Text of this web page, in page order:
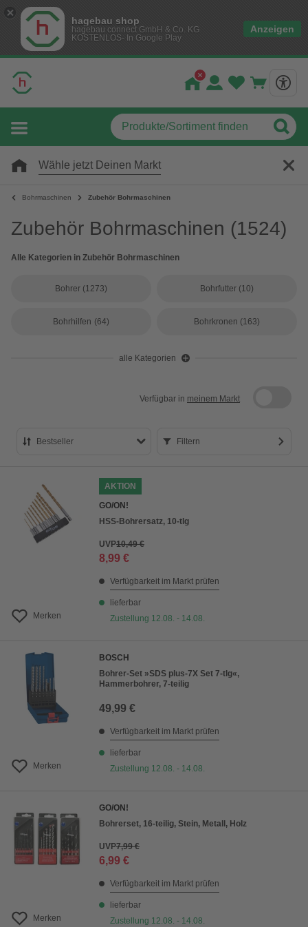
hagebau shop
hagebau connect GmbH & Co. KG
KOSTENLOS- In Google Play
Anzeigen
Wähle jetzt Deinen Markt
Bohrmaschinen Zubehör Bohrmaschinen
Zubehör Bohrmaschinen (1524)
Alle Kategorien in Zubehör Bohrmaschinen
Bohrer (1273) Bohrfutter (10)
Bohrhilfen (64) Bohrkronen (163)
alle Kategorien
Verfügbar in meinem Markt
Bestseller
Preis aufsteigend
Preis absteigend
Bewertung
Filtern
Merken
AKTION
GO/ON!
HSS-Bohrersatz, 10-tlg
UVP10,49 €
8,99 €
Verfügbarkeit im Markt prüfen
lieferbar
Zustellung 12.08. - 14.08.
Merken
BOSCH
Bohrer-Set »SDS plus-7X Set 7-tlg«,
Hammerbohrer, 7-teilig
49,99 €
Verfügbarkeit im Markt prüfen
lieferbar
Zustellung 12.08. - 14.08.
Merken
GO/ON!
Bohrerset, 16-teilig, Stein, Metall, Holz
UVP7,99 €
6,99 €
Verfügbarkeit im Markt prüfen
lieferbar
Zustellung 12.08. - 14.08.